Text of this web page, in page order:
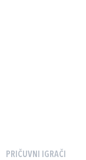
PRIČUVNI IGRAČI